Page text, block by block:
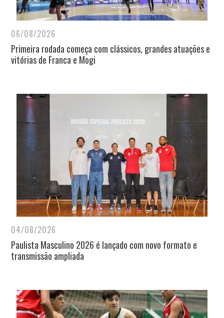
06/08/2026
Primeira rodada começa com clássicos, grandes atuações e
vitórias de Franca e Mogi
04/08/2026
Paulista Masculino 2026 é lançado com novo formato e
transmissão ampliada